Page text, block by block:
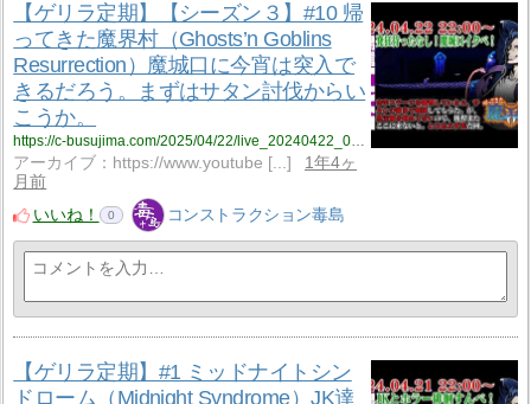
【ゲリラ定期】【シーズン３】#10 帰
ってきた魔界村（Ghosts’n Goblins
Resurrection）魔城口に今宵は突入で
きるだろう。まずはサタン討伐からい
こうか。
https://c-busujima.com/2025/04/22/live_20240422_002/
アーカイブ：https://www.youtube [...]
1年4ヶ
月前
いいね！
0 コンストラクション毒島
【ゲリラ定期】#1 ミッドナイトシン
ドローム（Midnight Syndrome）JK達